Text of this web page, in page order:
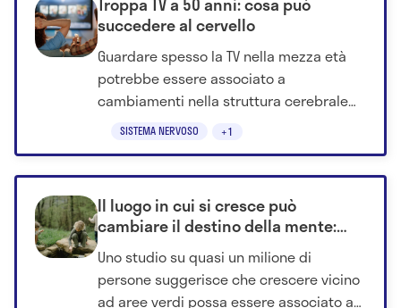
SISTEMA NERVOSO +1
succedere al cervello
Guardare spesso la TV nella mezza età
potrebbe essere associato a
cambiamenti nella struttura cerebrale
anni dopo, secondo un nuovo studio.
Il luogo in cui si cresce può
cambiare il destino della mente:
cosa rivela lo studio su quasi un
milione di persone
Uno studio su quasi un milione di
persone suggerisce che crescere vicino
ad aree verdi possa essere associato a